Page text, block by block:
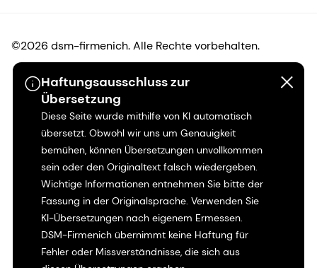
Haftungsausschluss zur
Übersetzung
Diese Seite wurde mithilfe von KI automatisch
übersetzt. Obwohl wir uns um Genauigkeit
bemühen, können Übersetzungen unvollkommen
sein oder den Originaltext falsch wiedergeben.
Wichtige Informationen entnehmen Sie bitte der
Fassung in der Originalsprache. Verwenden Sie
KI-Übersetzungen nach eigenem Ermessen.
DSM-Firmenich übernimmt keine Haftung für
Fehler oder Missverständnisse, die sich aus
©2026 dsm-firmenich. Alle Rechte vorbehalten.
Hinweis zum Datenschutz
Bedingungen für die Nutzung
Bedingungen und Konditionen
Kalifornien-Transparenz
Erklärung zur Zugänglichkeit